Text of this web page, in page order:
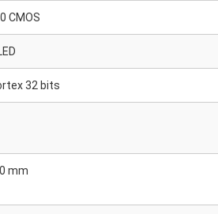
CMOS
32 bits
mm